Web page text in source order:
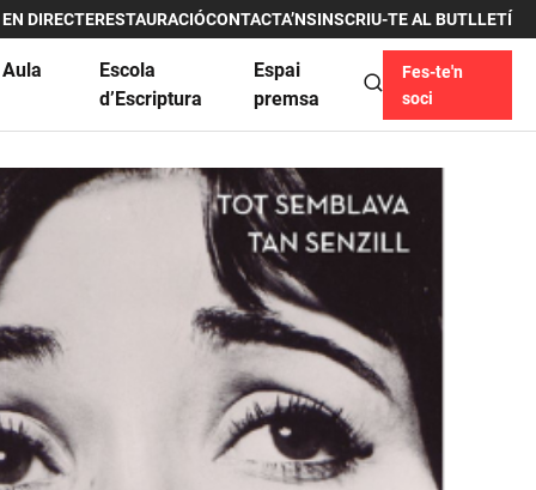
DIRECTERESTAURACIÓCONTACTA’NSINSCRIU-TE AL BUTLLETÍ
Escola
d’Escriptura
Espai
premsa
Fes-te'n
soci